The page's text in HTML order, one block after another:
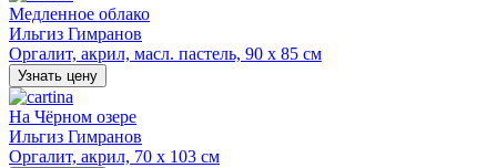
Медленное облако
Ильгиз Гимранов
Оргалит, акрил, масл. пастель, 90 х 85 см
Узнать цену
На Чёрном озере
Ильгиз Гимранов
Оргалит, акрил, 70 х 103 см